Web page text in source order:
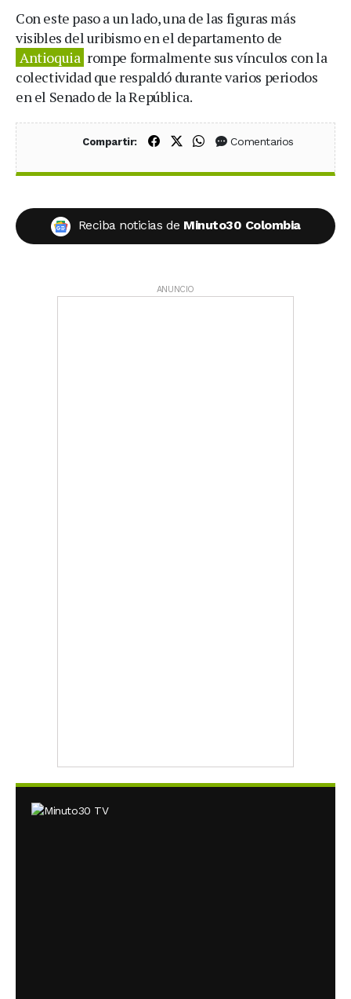
Con este paso a un lado, una de las figuras más
visibles del uribismo en el departamento de
Antioquia rompe formalmente sus vínculos con la
colectividad que respaldó durante varios periodos
en el Senado de la República.
Compartir: Compartir en Facebook
Compartir en X (Twitter)
Compartir en WhatsApp
Comentarios
Reciba noticias de Minuto30 Colombia
ANUNCIO